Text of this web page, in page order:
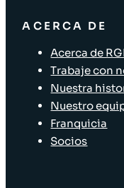
ACERCA DE
Acerca de
Trabaje con
Nuestra
Nuestro
Franquicia
Socios